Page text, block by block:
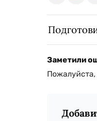
Заметили